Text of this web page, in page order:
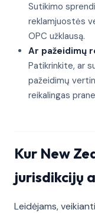
Sutikimo
reklamjuostės
OPC užklausą.
Ar pažeidimų
Patikrinkite, ar
pažeidimų
reikalingas
Kur New
jurisdikcijų
Leidėjams,